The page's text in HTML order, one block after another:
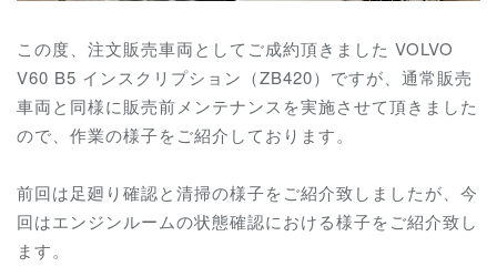
この度、注文販売車両としてご成約頂きました VOLVO
V60 B5 インスクリプション（ZB420）ですが、通常販売
車両と同様に販売前メンテナンスを実施させて頂きました
ので、作業の様子をご紹介しております。
前回は足廻り確認と清掃の様子をご紹介致しましたが、今
回はエンジンルームの状態確認における様子をご紹介致し
ます。